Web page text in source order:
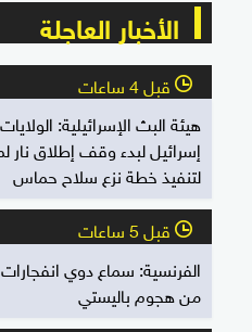
الأخبار العاجلة
l قبل 4 ساعات
هيئة البث الإسرائيلية:
إسرائيل لبدء وقف إطلاق
لتنفيذ خطة نزع سلاح حماس
l قبل 5 ساعات
الفرنسية: سماع دوي
من هجوم باليستي